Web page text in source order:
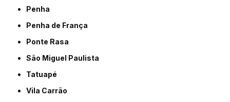
Penha
Penha de França
Ponte Rasa
São Miguel Paulista
Tatuapé
Vila Carrão